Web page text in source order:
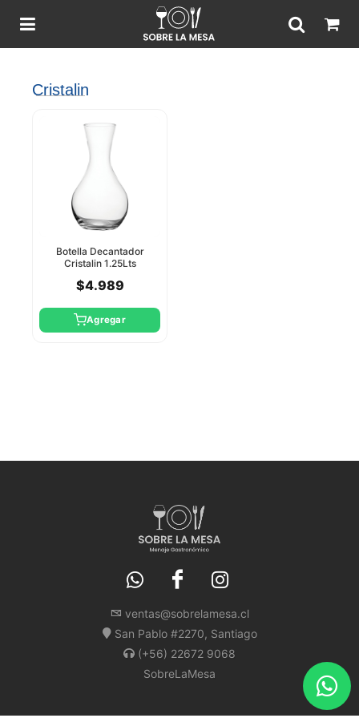
Cristalin
Botella Decantador
Cristalin 1.25Lts
$4.989
Agregar
ventas@sobrelamesa.cl
San Pablo #2270, Santiago
(+56) 22672 9068
SobreLaMesa